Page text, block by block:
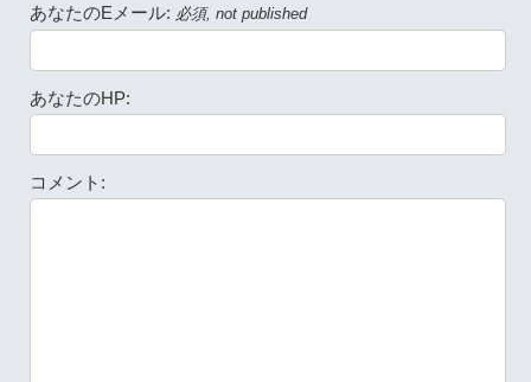
あなたのEメール: 必須, not published
あなたのHP:
コメント: